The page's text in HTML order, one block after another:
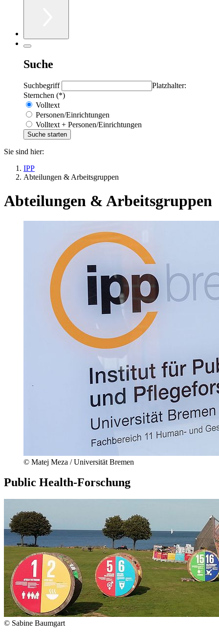
Suche
Suchbegriff
Platzhalter:
Sternchen (*)
Volltext
Personen/Einrichtungen
Volltext + Personen/Einrichtungen
Sie sind hier:
IPP
Abteilungen & Arbeitsgruppen
Abteilungen & Arbeitsgruppen
© Matej Meza / Universität Bremen
Public Health-Forschung
© Sabine Baumgart